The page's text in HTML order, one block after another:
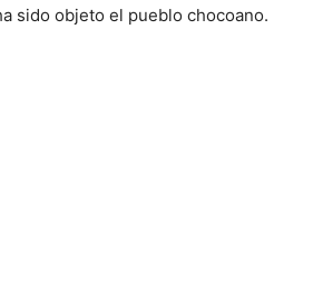
sido objeto el pueblo chocoano.